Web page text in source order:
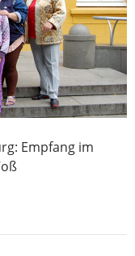
Empfang im